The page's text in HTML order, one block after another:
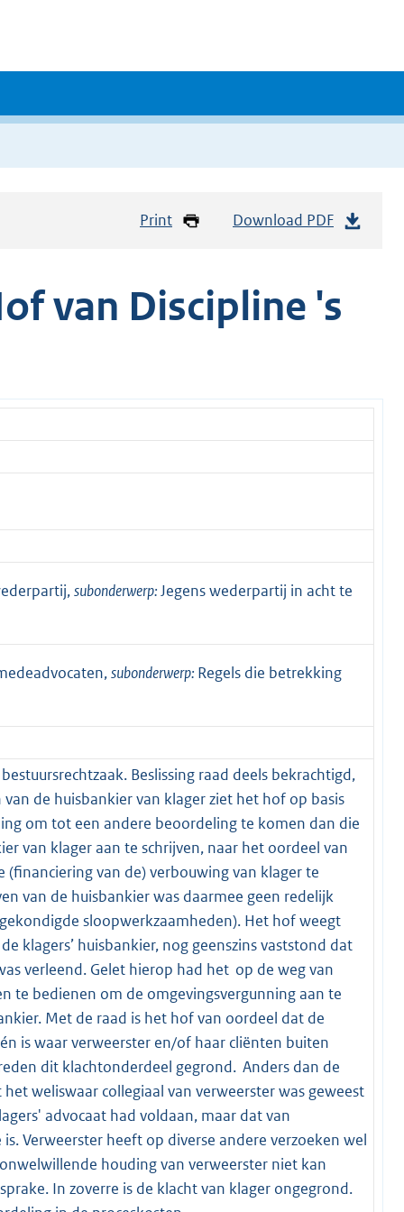
Print Download PDF
van Discipline 's
subonderwerp:Jegens wederpartij in acht te
subonderwerp: Regels die betrekking
Beslissing raad deels bekrachtigd,
de huisbankier van klager ziet het hof op basis
om tot een andere beoordeling te komen dan die
van klager aan te schrijven, naar het oordeel van
van de) verbouwing van klager te
van de huisbankier was daarmee geen redelijk
sloopwerkzaamheden). Het hof weegt
klagers’ huisbankier, nog geenszins vaststond dat
verleend. Gelet hierop had het op de weg van
te bedienen om de omgevingsvergunning aan te
Met de raad is het hof van oordeel dat de
is waar verweerster en/of haar cliënten buiten
dit klachtonderdeel gegrond. Anders dan de
weliswaar collegiaal van verweerster was geweest
advocaat had voldaan, maar dat van
Verweerster heeft op diverse andere verzoeken wel
houding van verweerster niet kan
In zoverre is de klacht van klager ongegrond.